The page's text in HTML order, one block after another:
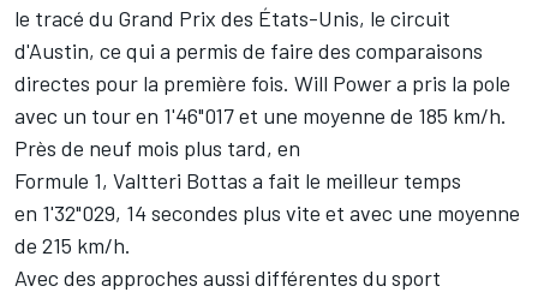
le tracé du Grand Prix des États-Unis, le circuit
d'Austin, ce qui a permis de faire des comparaisons
directes pour la première fois. Will Power a pris la pole
avec un tour en 1'46"017 et une moyenne de 185 km/h.
Près de neuf mois plus tard, en
Formule 1, Valtteri Bottas a fait le meilleur temps
en 1'32"029, 14 secondes plus vite et avec une moyenne
de 215 km/h.
Avec des approches aussi différentes du sport